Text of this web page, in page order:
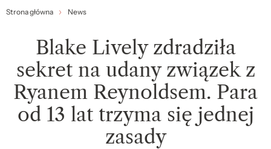
Strona główna News
Blake Lively zdradziła
sekret na udany związek z
Ryanem Reynoldsem. Para
od 13 lat trzyma się jednej
zasady